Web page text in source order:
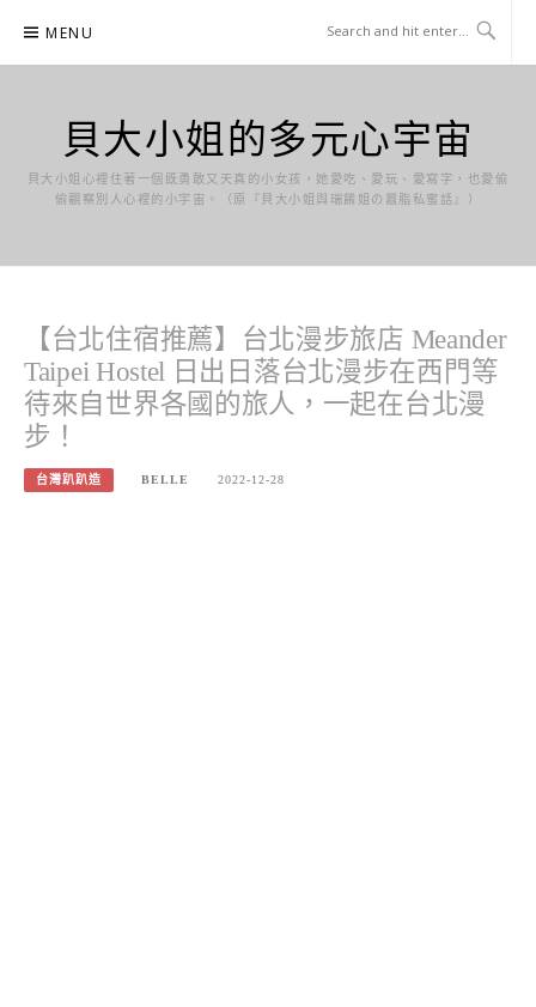
content
MENU
貝大小姐的多元心宇宙
貝大小姐心裡住著一個既勇敢又天真的小女孩，她愛吃、愛玩、愛寫字，也愛偷
偷觀察別人心裡的小宇宙。（原『貝大小姐與瑞餚姐の囂脂私蜜話』）
【台北住宿推薦】台北漫步旅店 Meander
Taipei Hostel 日出日落台北漫步在西門等
待來自世界各國的旅人，一起在台北漫
步！
台灣趴趴造 BELLE 2022-12-28